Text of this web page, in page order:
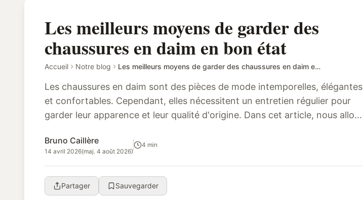
Les meilleurs moyens de garder des
chaussures en daim en bon état
Accueil Notre blog Les meilleurs moyens de garder des chaussures en daim en bon état
Les chaussures en daim sont des pièces de mode intemporelles, élégantes
et confortables. Cependant, elles nécessitent un entretien régulier pour
garder leur apparence et leur qualité d'origine. Dans cet article, nous allons
Bruno Caillère
14 avril 2026(maj. 4 août 2026)
4 min
Partager Sauvegarder